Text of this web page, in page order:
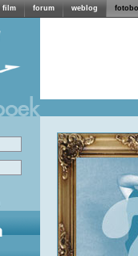
film forum weblog